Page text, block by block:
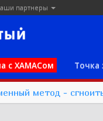
партнеры
с ХАМАСом Точка
метод -